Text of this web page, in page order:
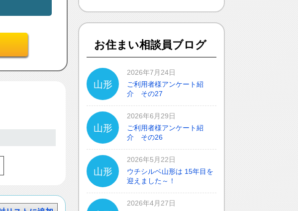
お住まい相談員ブログ
山形
2026年7月24日
ご利用者様アンケート紹
介 その27
山形
2026年6月29日
ご利用者様アンケート紹
介 その26
山形
2026年5月22日
ウチシルベ山形は 15年目を
迎えました～！
2026年4月27日